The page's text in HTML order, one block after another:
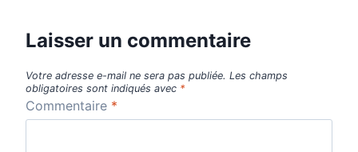
Laisser un commentaire
Votre adresse e-mail ne sera pas publiée. Les champs
obligatoires sont indiqués avec *
Commentaire *